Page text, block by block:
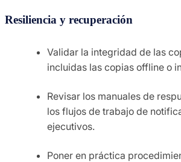
Resiliencia y recuperación
Validar la integridad de las
incluidas las copias offline o
Revisar los manuales de
los flujos de trabajo de
ejecutivos.
Poner en práctica